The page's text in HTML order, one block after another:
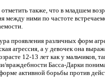
также, что в младшем
между ними по частоте
проявления различных форм
агрессия, а у девочек она
12-13 лет как у мальчиков,
враждебности Басса-Дарки
активной борьбы против